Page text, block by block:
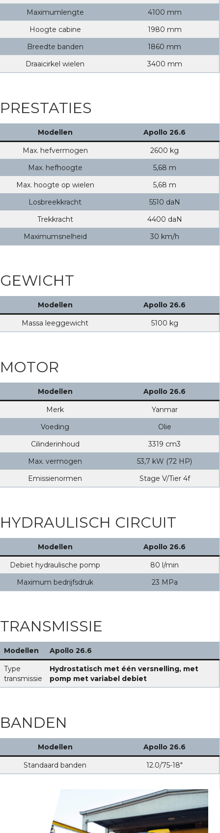
Maximumlengte
4100 mm
Hoogte cabine
1980 mm
Breedte banden
1860 mm
Draaicirkel wielen
3400 mm
PRESTATIES
Modellen Apollo 26.6
Max. hefvermogen
2600 kg
Max. hefhoogte
5,68 m
Max. hoogte op wielen
5,68 m
Losbreekkracht
5510 daN
Trekkracht
4400 daN
Maximumsnelheid
30 km/h
GEWICHT
Modellen Apollo 26.6
Massa leeggewicht 5100 kg
MOTOR
Modellen Apollo 26.6
Merk
Yanmar
Voeding
Olie
Cilinderinhoud
3319 cm3
Max. vermogen
53,7 kW (72 HP)
Emissienormen
Stage V/Tier 4f
HYDRAULISCH CIRCUIT
Modellen Apollo 26.6
Debiet hydraulische pomp
80 l/min
Maximum bedrijfsdruk
23 MPa
TRANSMISSIE
Modellen Apollo 26.6
Type
transmissie
Hydrostatisch met één versnelling, met
pomp met variabel debiet
BANDEN
Modellen Apollo 26.6
Standaard banden 12.0/75-18″